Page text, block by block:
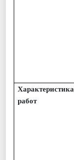
Характеристика
работ